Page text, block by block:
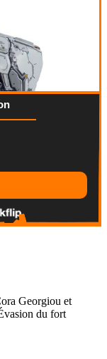
Georgiou et
du fort